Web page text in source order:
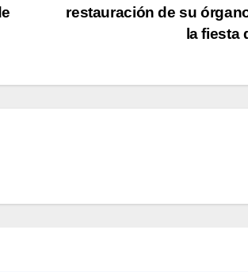
restauración de su
la fiesta